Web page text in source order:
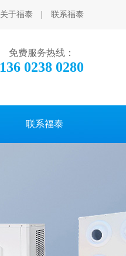
关于福泰 联系福泰
免费服务热线：
136 0238 0280
联系福泰